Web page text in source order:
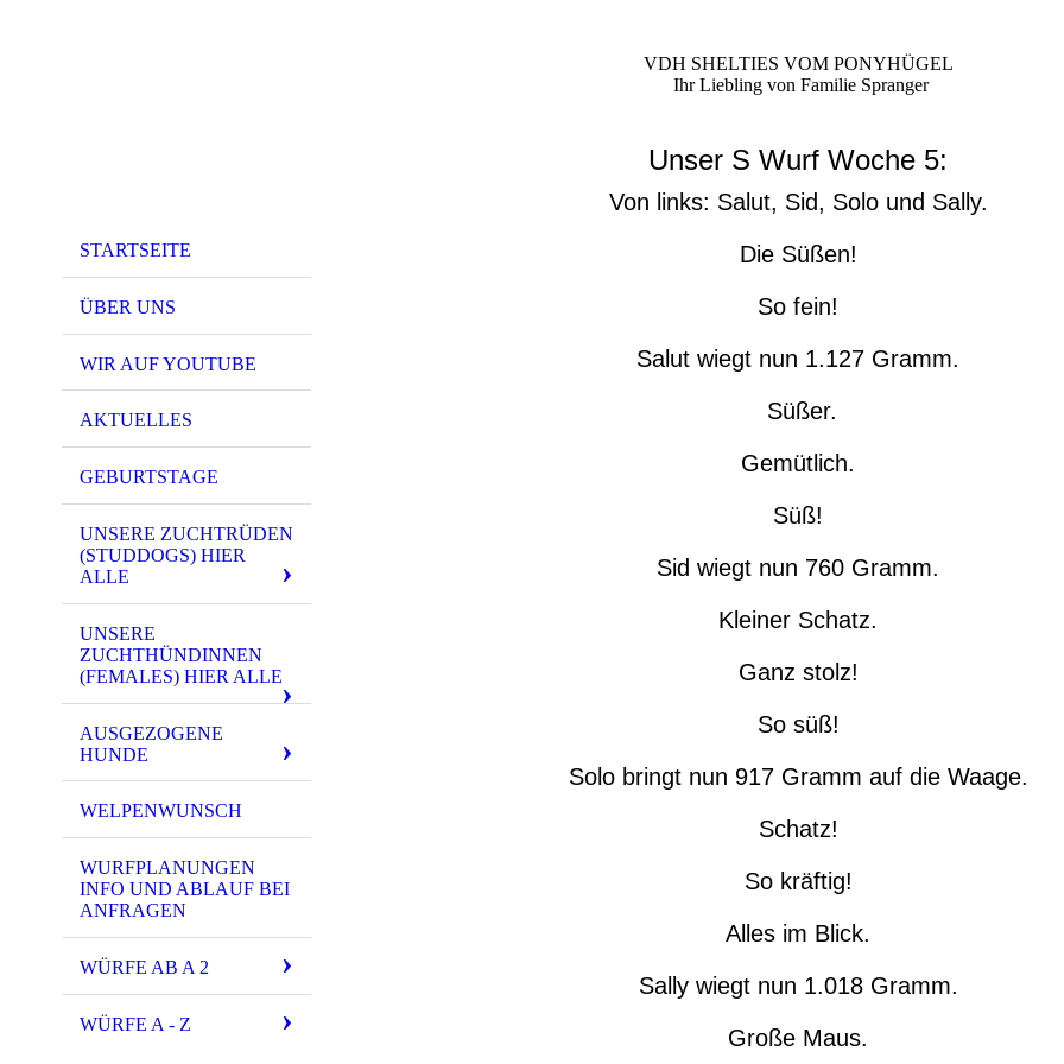
STARTSEITE
ÜBER UNS
WIR AUF YOUTUBE
AKTUELLES
GEBURTSTAGE
UNSERE ZUCHTRÜDEN
(STUDDOGS) HIER
ALLE
UNSERE
ZUCHTHÜNDINNEN
(FEMALES) HIER ALLE
AUSGEZOGENE
HUNDE
WELPENWUNSCH
WURFPLANUNGEN
INFO UND ABLAUF BEI
ANFRAGEN
WÜRFE AB A 2
WÜRFE A - Z
VDH SHELTIES VOM PONYHÜGEL
Ihr Liebling von Familie Spranger
Unser S Wurf Woche 5:
Von links: Salut, Sid, Solo und Sally.
Die Süßen!
So fein!
Salut wiegt nun 1.127 Gramm.
Süßer.
Gemütlich.
Süß!
Sid wiegt nun 760 Gramm.
Kleiner Schatz.
Ganz stolz!
So süß!
Solo bringt nun 917 Gramm auf die Waage.
Schatz!
So kräftig!
Alles im Blick.
Sally wiegt nun 1.018 Gramm.
Große Maus.